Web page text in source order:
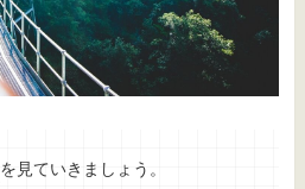
を見ていきましょう。